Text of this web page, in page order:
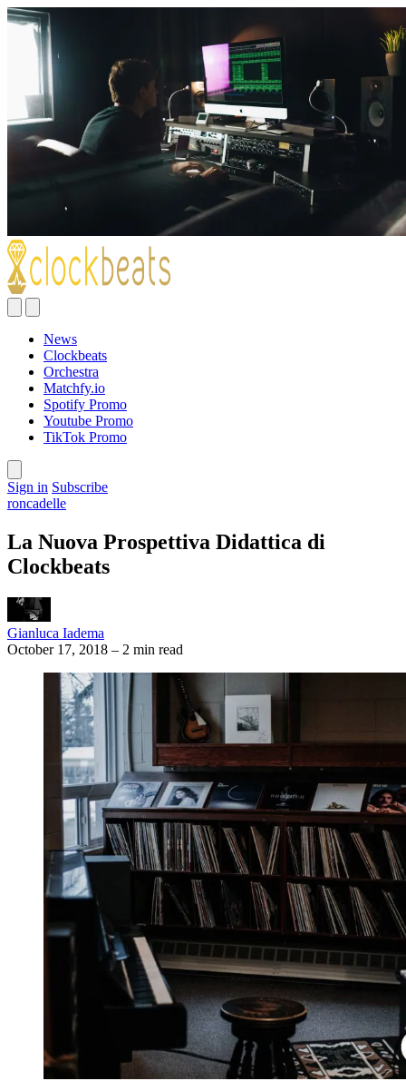
News
Clockbeats
Orchestra
Matchfy.io
Spotify Promo
Youtube Promo
TikTok Promo
Sign in Subscribe
roncadelle
La Nuova Prospettiva Didattica di
Clockbeats
Gianluca Iadema
October 17, 2018 – 2 min read